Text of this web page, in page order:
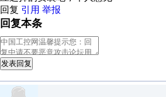
回复 引用 举报
回复本条
发表回复